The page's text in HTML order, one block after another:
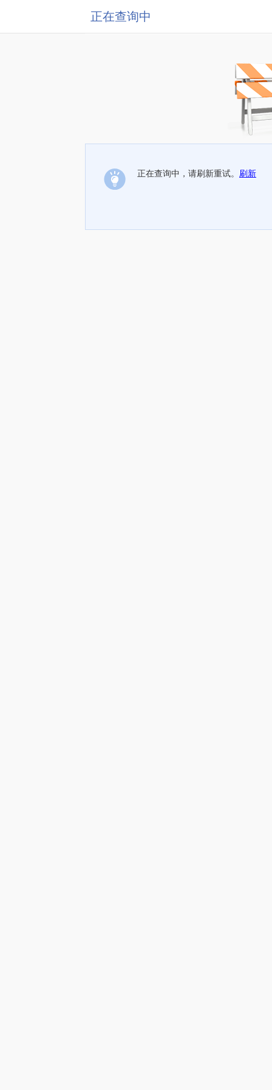
正在查询中
正在查询中，请刷新重试。 刷新